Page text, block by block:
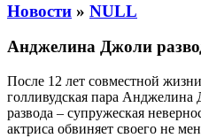
Новости » NULL
Анджелина Джоли
После 12 лет совместной
голливудская пара
развода – супружеская
актриса обвиняет своего не